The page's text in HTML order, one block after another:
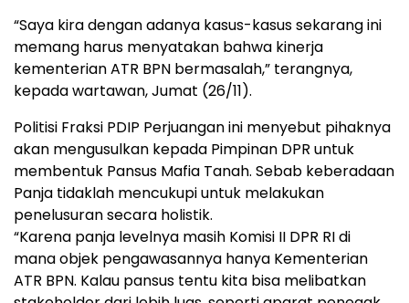
“Saya kira dengan adanya kasus-kasus sekarang ini
memang harus menyatakan bahwa kinerja
kementerian ATR BPN bermasalah,” terangnya,
kepada wartawan, Jumat (26/11).
Politisi Fraksi PDIP Perjuangan ini menyebut pihaknya
akan mengusulkan kepada Pimpinan DPR untuk
membentuk Pansus Mafia Tanah. Sebab keberadaan
Panja tidaklah mencukupi untuk melakukan
penelusuran secara holistik.
“Karena panja levelnya masih Komisi II DPR RI di
mana objek pengawasannya hanya Kementerian
ATR BPN. Kalau pansus tentu kita bisa melibatkan